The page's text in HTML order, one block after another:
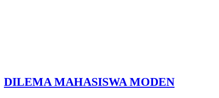
DILEMA MAHASISWA MODEN